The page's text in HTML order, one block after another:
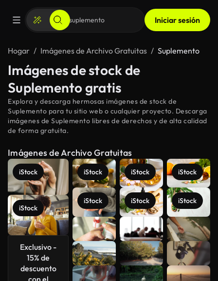
Iniciar sesión
Hogar Imágenes de Archivo Gratuitas Suplemento
Imágenes de stock de
Suplemento gratis
Explora y descarga hermosas imágenes de stock de
Suplemento para tu sitio web o cualquier proyecto. Descarga
imágenes de Suplemento libres de derechos y de alta calidad
de forma gratuita.
Imágenes de Archivo Gratuitas
iStock
iStock
Exclusivo -
15% de
descuento
con el
iStock
iStock
iStock
iStock
iStock
iStock
Ver más